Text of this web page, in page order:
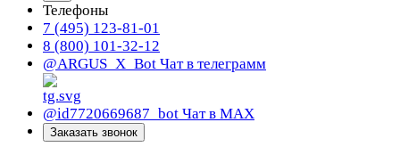
Телефоны
7 (495) 123-81-01
8 (800) 101-32-12
@ARGUS_X_Bot Чат в телеграмм
@id7720669687_bot Чат в МАХ
Заказать звонок